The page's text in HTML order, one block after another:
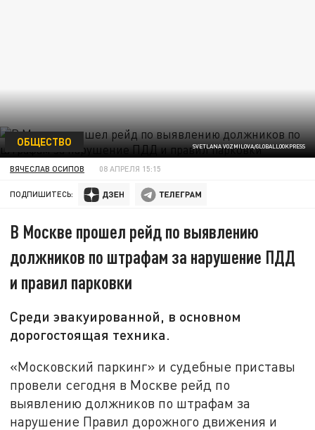
SVETLANA VOZMILOVA/GLOBALLOOKPRESS
ОБЩЕСТВО
ВЯЧЕСЛАВ ОСИПОВ 08 АПРЕЛЯ 15:15
ПОДПИШИТЕСЬ:
В Москве прошел рейд по выявлению
должников по штрафам за нарушение ПДД
и правил парковки
Среди эвакуированной, в основном
дорогостоящая техника.
«Московский паркинг» и судебные приставы
провели сегодня в Москве рейд по
выявлению должников по штрафам за
нарушение Правил дорожного движения и